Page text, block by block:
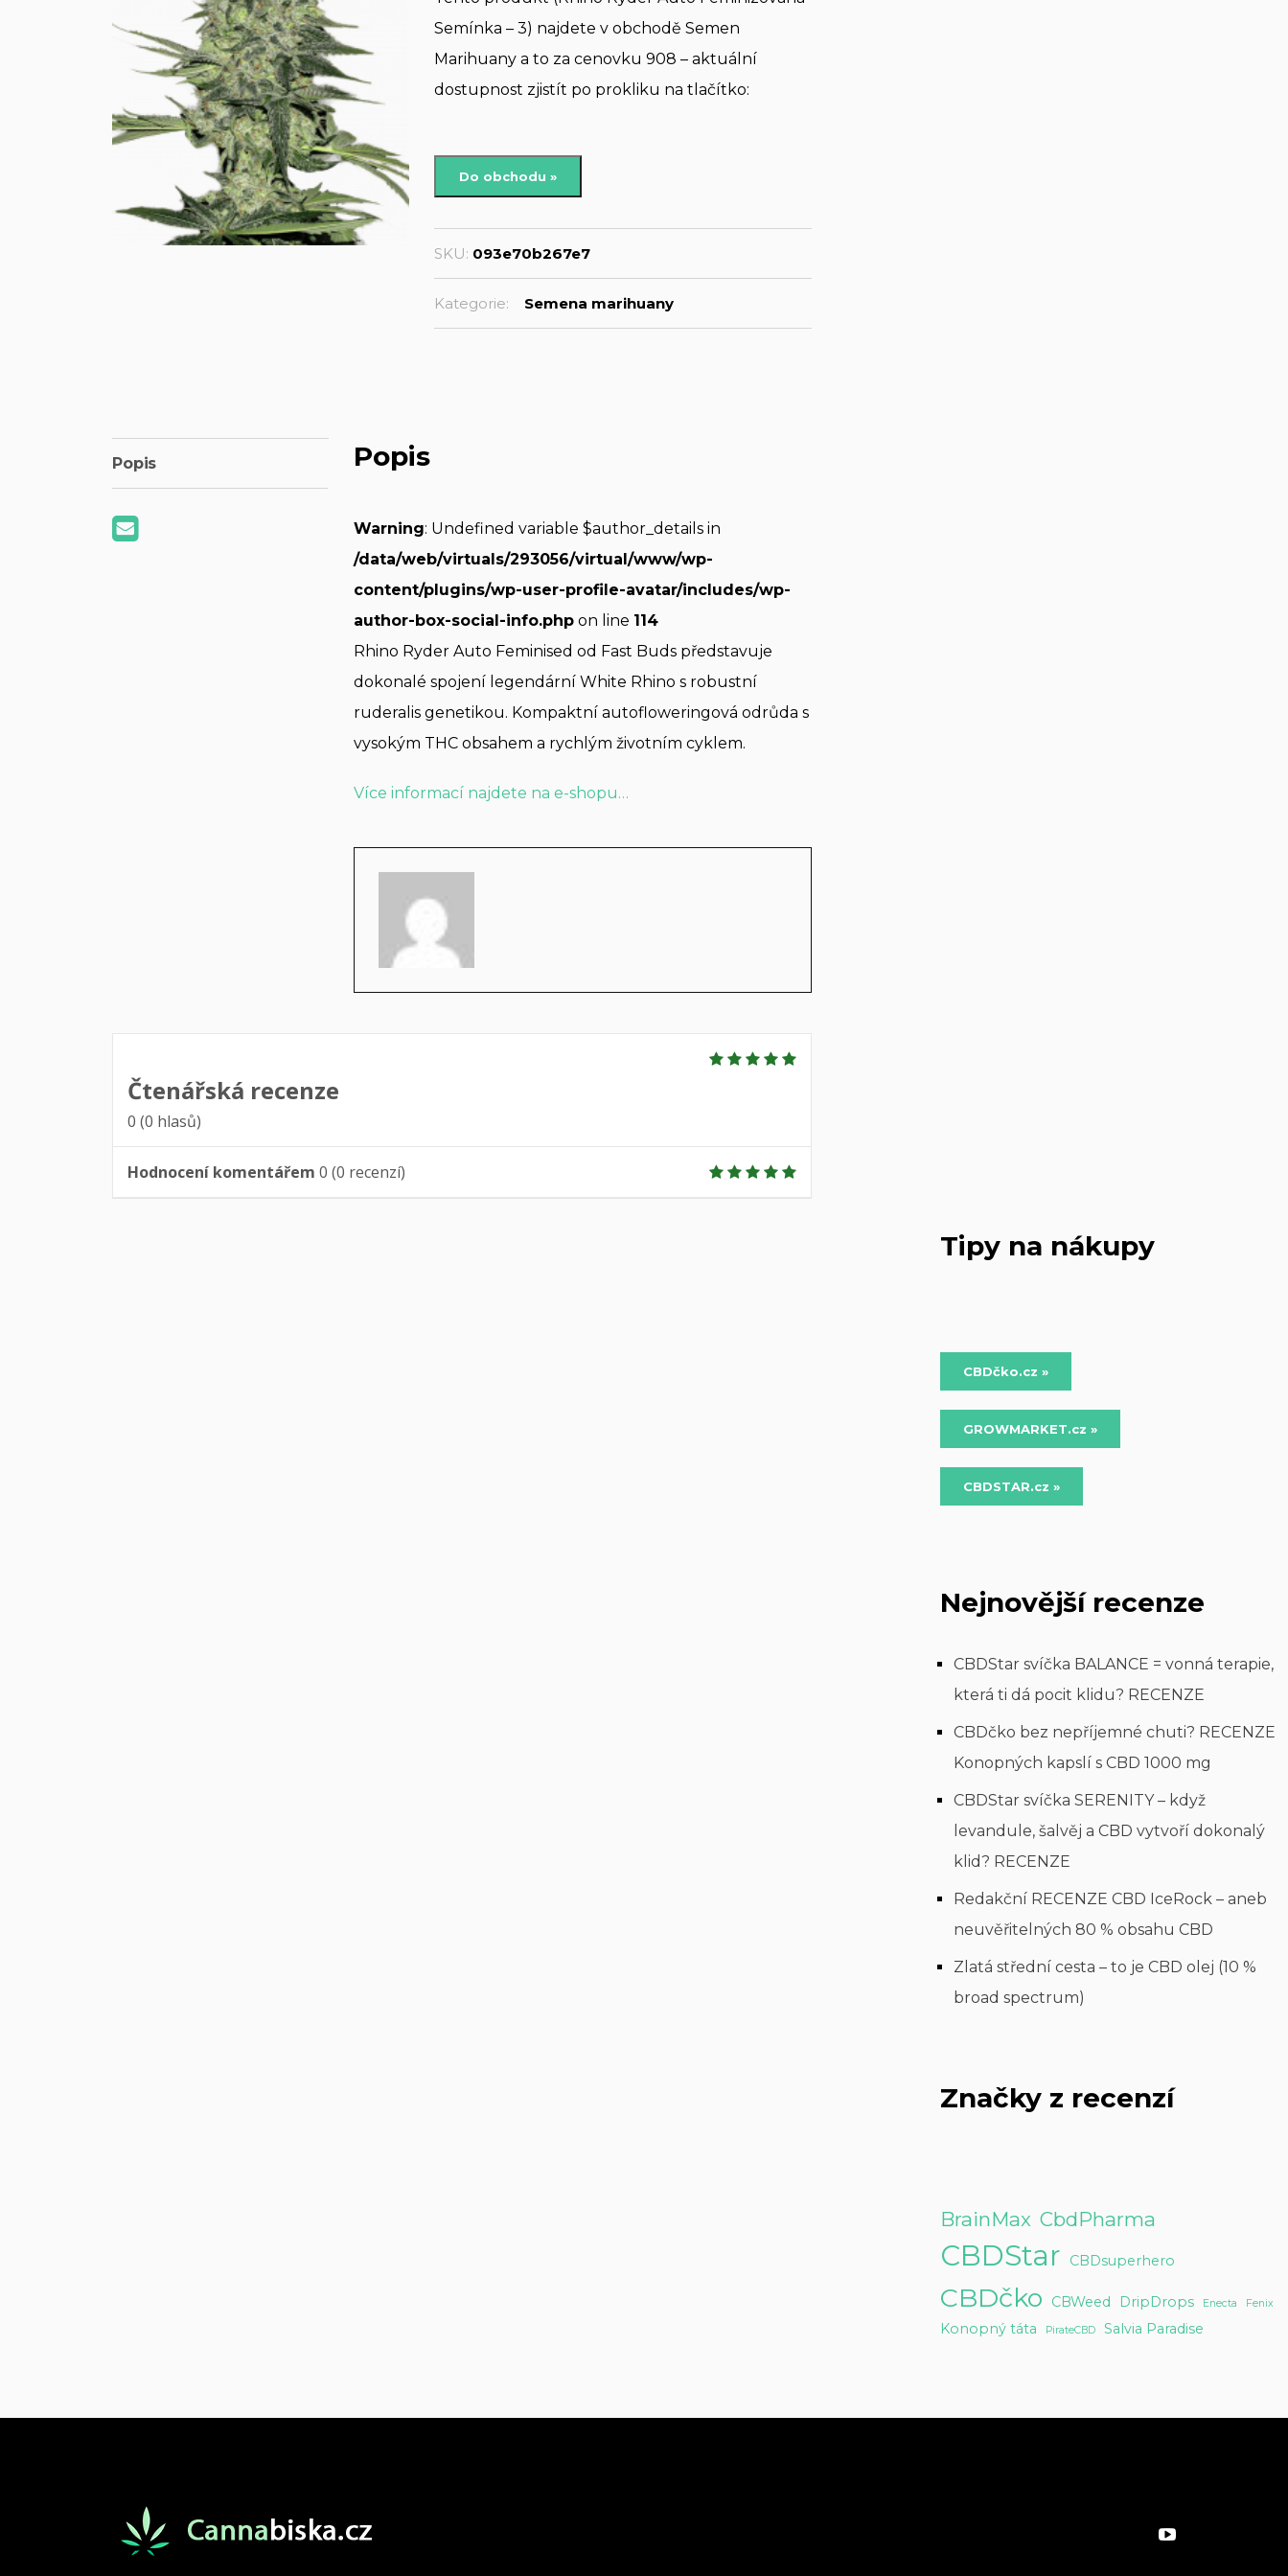
Semínka – 3) najdete v obchodě Semen
Marihuany a to za cenovku 908 – aktuální
dostupnost zjistít po prokliku na tlačítko:
Do obchodu »
SKU: 093e70b267e7
Kategorie: Semena marihuany
Popis Popis
Warning: Undefined variable $author_details in
/data/web/virtuals/293056/virtual/www/wp-
content/plugins/wp-user-profile-avatar/includes/wp-
author-box-social-info.php on line 114
Rhino Ryder Auto Feminised od Fast Buds představuje
dokonalé spojení legendární White Rhino s robustní
ruderalis genetikou. Kompaktní autofloweringová odrůda s
vysokým THC obsahem a rychlým životním cyklem.
Více informací najdete na e-shopu…
Čtenářská recenze
0 (0 hlasů)
Hodnocení komentářem 0 (0 recenzí)
Tipy na nákupy
CBDčko.cz »
GROWMARKET.cz »
CBDSTAR.cz »
Nejnovější recenze
CBDStar svíčka BALANCE = vonná terapie,
která ti dá pocit klidu? RECENZE
CBDčko bez nepříjemné chuti? RECENZE
Konopných kapslí s CBD 1000 mg
CBDStar svíčka SERENITY – když
levandule, šalvěj a CBD vytvoří dokonalý
klid? RECENZE
Redakční RECENZE CBD IceRock – aneb
neuvěřitelných 80 % obsahu CBD
Zlatá střední cesta – to je CBD olej (10 %
broad spectrum)
Značky z recenzí
BrainMax CbdPharma
CBDStar CBDsuperhero
CBDčko CBWeed DripDrops Enecta Fenix
Konopný táta PirateCBD Salvia Paradise